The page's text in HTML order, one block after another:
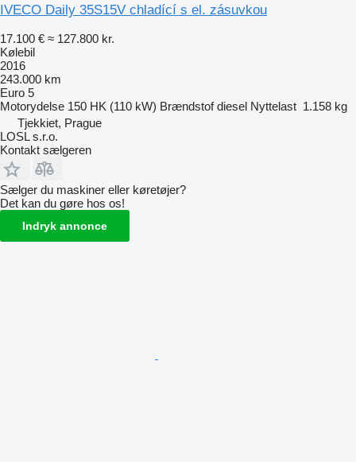
IVECO Daily 35S15V chladící s el. zásuvkou
17.100 € ≈ 127.800 kr.
Kølebil
2016
243.000 km
Euro 5
Motorydelse 150 HK (110 kW) Brændstof diesel Nyttelast 1.158 kg
Tjekkiet, Prague
LOSL s.r.o.
Kontakt sælgeren
Sælger du maskiner eller køretøjer?
Det kan du gøre hos os!
Indryk annonce